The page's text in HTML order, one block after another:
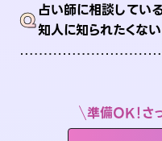
Q占い師に相談してい
知人に知られたくない
準備OK！さ